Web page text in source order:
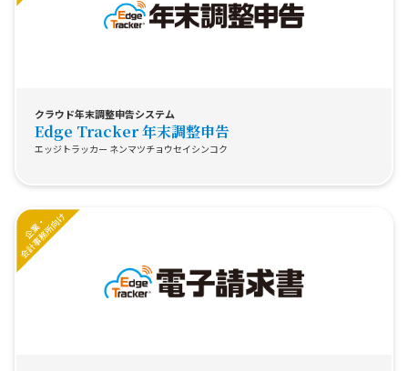
クラウド年末調整申告システム
Edge Tracker 年末調整申告
エッジトラッカー ネンマツチョウセイシンコク